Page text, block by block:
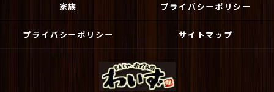
家族 プライバシーポリシー
プライバシーポリシー サイトマップ